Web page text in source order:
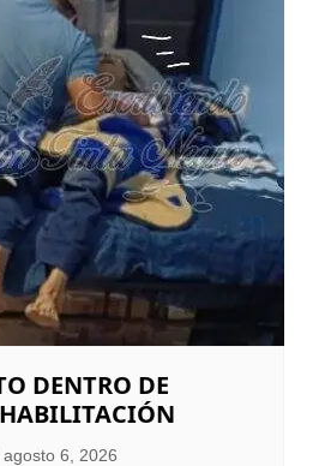
DENTRO DE
agosto 6, 2026